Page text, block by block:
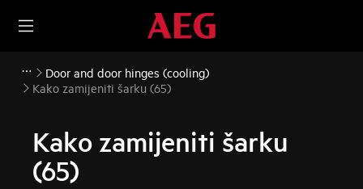
Door and door hinges (cooling)
Kako zamijeniti šarku (65)
Kako zamijeniti šarku
(65)